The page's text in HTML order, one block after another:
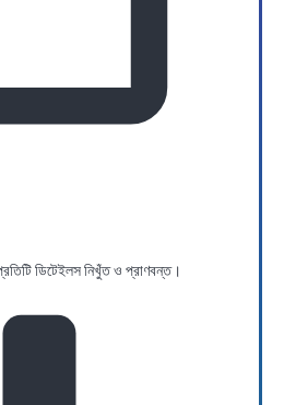
প্রতিটি ডিটেইলস নিখুঁত ও প্রাণবন্ত।